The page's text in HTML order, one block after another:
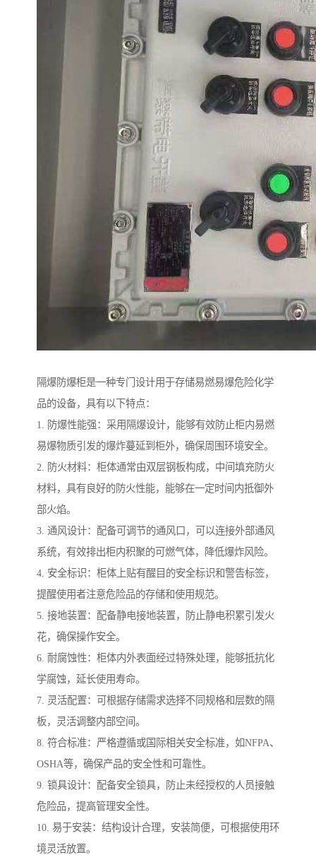
隔爆防爆柜是一种专门设计用于存储易燃易爆危险化学
品的设备，具有以下特点：
1. 防爆性能强：采用隔爆设计，能够有效防止柜内易燃
易爆物质引发的爆炸蔓延到柜外，确保周围环境安全。
2. 防火材料：柜体通常由双层钢板构成，中间填充防火
材料，具有良好的防火性能，能够在一定时间内抵御外
部火焰。
3. 通风设计：配备可调节的通风口，可以连接外部通风
系统，有效排出柜内积聚的可燃气体，降低爆炸风险。
4. 安全标识：柜体上贴有醒目的安全标识和警告标签，
提醒使用者注意危险品的存储和使用规范。
5. 接地装置：配备静电接地装置，防止静电积累引发火
花，确保操作安全。
6. 耐腐蚀性：柜体内外表面经过特殊处理，能够抵抗化
学腐蚀，延长使用寿命。
7. 灵活配置：可根据存储需求选择不同规格和层数的隔
板，灵活调整内部空间。
8. 符合标准：严格遵循或国际相关安全标准，如NFPA、
OSHA等，确保产品的安全性和可靠性。
9. 锁具设计：配备安全锁具，防止未经授权的人员接触
危险品，提高管理安全性。
10. 易于安装：结构设计合理，安装简便，可根据使用环
境灵活放置。